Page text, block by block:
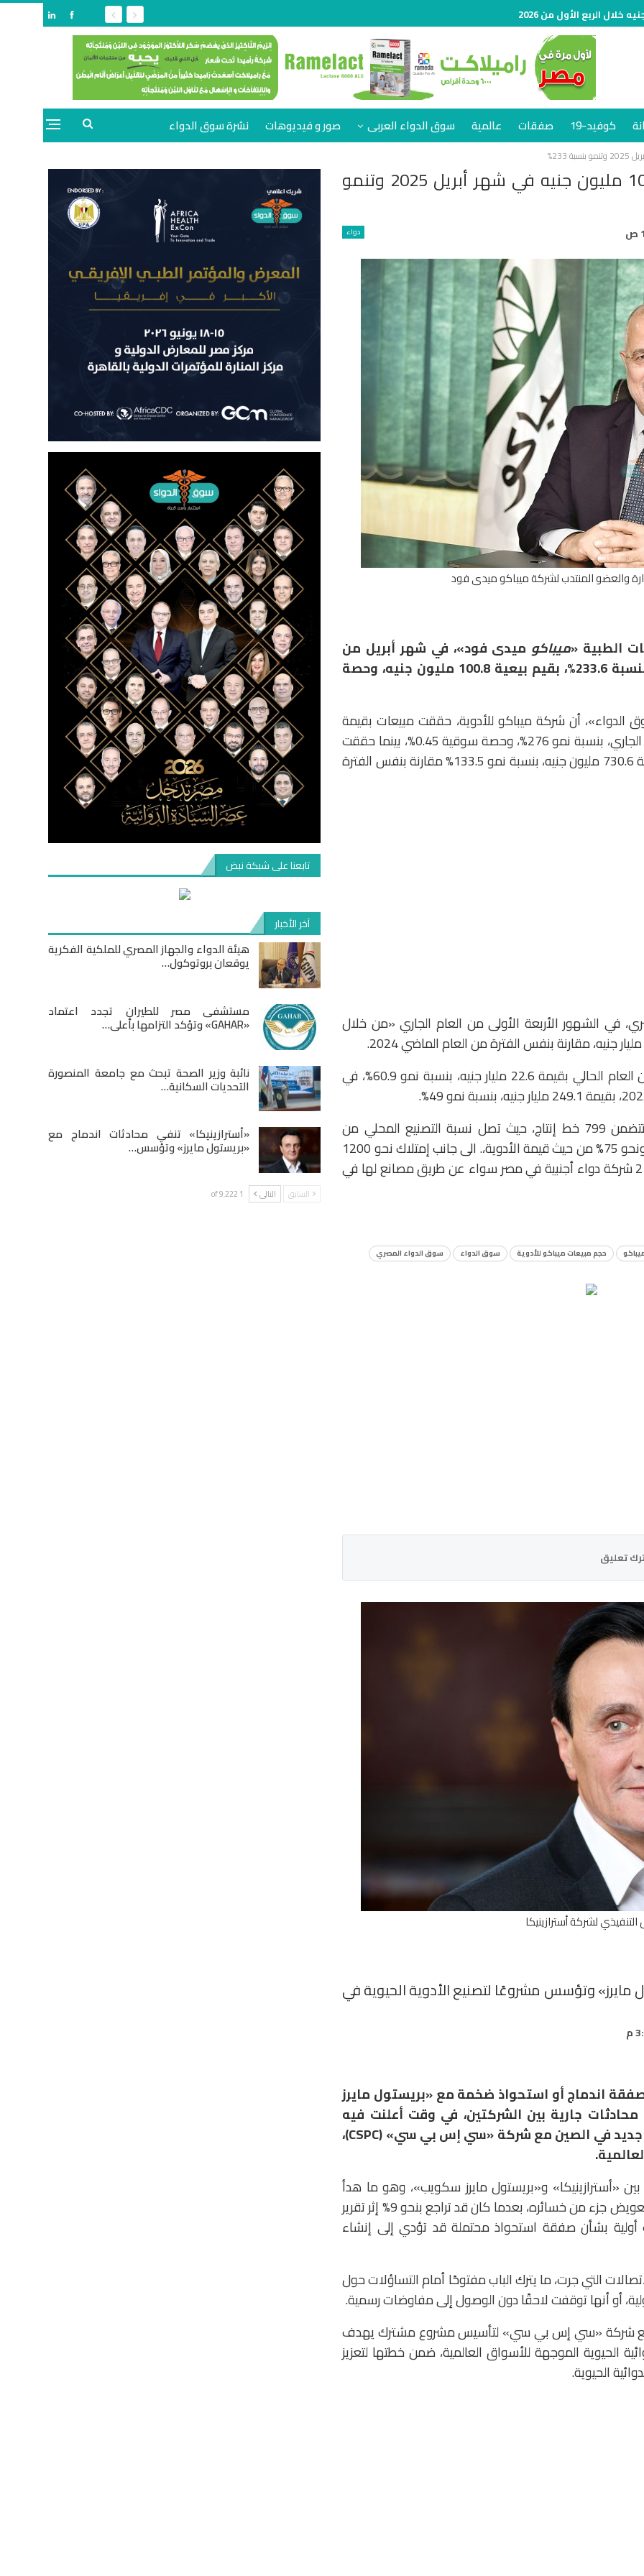
كوفيد-19 صفقات عالمية سوق الدواء العربى صور و فيديوهات نشرة سوق الدواء
مبيعات «ميباكو ميدى فود» تتجاوز 100 مليون جنيه في شهر أبريل 2025 وتنمو
دواء
والعضو المنتدب لشركة ميباكو ميدى فود
الطبية «ميباكو ميدى فود»، في شهر أبريل من
«من خلال الصيدليات والمخازن»، بنسبة 233.6%، بقيم بيعية 100.8 مليون جنيه، وحصة
أن شركة ميباكو للأدوية، حققت مبيعات بقيمة
393.5 مليون جنيه، في الشهور الأربعة الأولى من العام الجاري، بنسبة نمو 276%، وحصة سوقية 0.45%، بينما حققت
مبيعات في الفترة من مايو 2024 الى أبريل 2025، بقيمة 730.6 مليون جنيه، بنسبة نمو 133.5% مقارنة بنفس الفترة
في الشهور الأربعة الأولى من العام الجاري «من خلال
وحقق سوق الدواء المصري مبيعات في شهر أبريل من العام الحالي بقيمة 22.6 مليار جنيه، بنسبة نمو 60.9%، في
وتمتلك سوق الدواء المصرية نحو 180 مصنع دواء، تتضمن 799 خط إنتاج، حيث تصل نسبة التصنيع المحلي من
احتياجات الدولة للدواء إلى 90% من حيث عدد الوحدات، ونحو 75% من حيث قيمة الأدوية،. الى جانب إمتلاك نحو 1200
شركة تجارية تصنع منتجاتها لدى الغير، كما تعمل نحو 21 شركة دواء أجنبية في مصر سواء عن طريق مصانع لها في
حجم مبيعات ميباكو للأدوية سوق الدواء سوق الدواء المصري
تعليق
لشركة أسترازينيكا
مايرز» وتؤسس مشروعًا لتصنيع الأدوية الحيوية في
اندماج أو استحواذ ضخمة مع «بريستول مايرز
جارية بين الشركتين، في وقت أعلنت فيه
المجموعة البريطانية عن مشروع تصنيع مشترك جديد في الصين مع شركة «سي إس بي سي» (CSPC)،
«أسترازينيكا» و«بريستول مايرز سكويب»، وهو ما هدأ
مخاوف المستثمرين ودفع سهم الشركة البريطانية إلى تعويض جزء من خسائره، بعدما كان قد تراجع بنحو 9% إثر تقرير
أولية بشأن صفقة استحواذ محتملة قد تؤدي إلى إنشاء
التي جرت، ما يترك الباب مفتوحًا أمام التساؤلات حول
أو أنها توقفت لاحقًا دون الوصول إلى مفاوضات رسمية.
مع شركة «سي إس بي سي» لتأسيس مشروع مشترك يهدف
الحيوية الموجهة للأسواق العالمية، ضمن خطتها لتعزيز
الحيوية.
تابعنا على شبكة نبض
آخر الأخبار
هيئة الدواء والجهاز المصري للملكية الفكرية
يوقعان بروتوكول…
مستشفى مصر للطيران تجدد اعتماد
«GAHAR» وتؤكد التزامها بأعلى…
نائبة وزير الصحة تبحث مع جامعة المنصورة
التحديات السكانية…
«أسترازينيكا» تنفي محادثات اندماج مع
«بريستول مايرز» وتؤسس…
السابق التالى 1 of 9٬222